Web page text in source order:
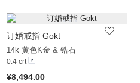
订婚戒指 Gokt
14k 黄色K金 & 锆石
0.4 crt
¥8,494.00